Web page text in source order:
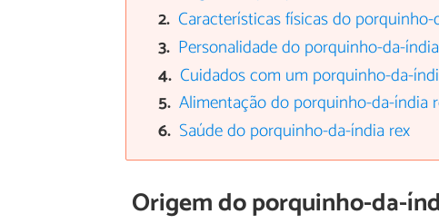
Características físicas do
Personalidade do porquinho-da-
Cuidados com um porquinho-da-
Alimentação do porquinho-da-índia
Saúde do porquinho-da-índia rex
Origem do porquinho-da-